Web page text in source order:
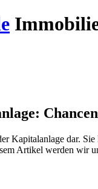
Kapitalanlage dar.
Artikel werden wir